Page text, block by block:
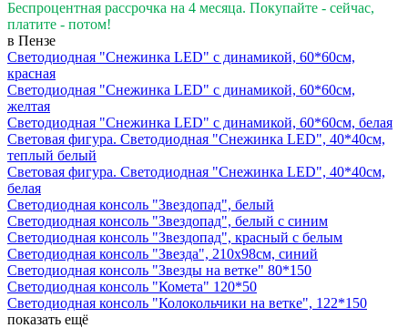
Беспроцентная рассрочка на 4 месяца. Покупайте - сейчас,
платите - потом!
в Пензе
Светодиодная "Снежинка LED" с динамикой, 60*60см,
красная
Светодиодная "Снежинка LED" с динамикой, 60*60см,
желтая
Светодиодная "Снежинка LED" с динамикой, 60*60см, белая
Световая фигура. Светодиодная "Снежинка LED", 40*40см,
теплый белый
Световая фигура. Светодиодная "Снежинка LED", 40*40см,
белая
Светодиодная консоль "Звездопад", белый
Светодиодная консоль "Звездопад", белый с синим
Светодиодная консоль "Звездопад", красный с белым
Светодиодная консоль "Звезда", 210х98см, синий
Светодиодная консоль "Звезды на ветке" 80*150
Светодиодная консоль "Комета" 120*50
Светодиодная консоль "Колокольчики на ветке", 122*150
показать ещё